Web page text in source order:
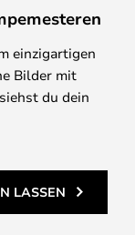
einzigartigen
Bilder mit
du dein
LASSEN